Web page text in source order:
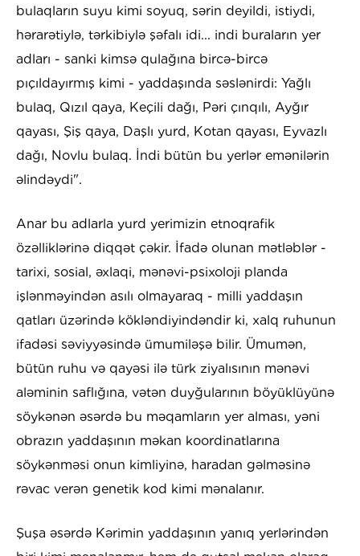
bulaqların suyu kimi soyuq, sərin deyildi, istiydi,
hərarətiylə, tərkibiylə şəfalı idi... indi buraların yer
adları - sanki kimsə qulağına bircə-bircə
pıçıldayırmış kimi - yaddaşında səslənirdi: Yağlı
bulaq, Qızıl qaya, Keçili dağı, Pəri çınqılı, Ayğır
qayası, Şiş qaya, Daşlı yurd, Kotan qayası, Eyvazlı
dağı, Novlu bulaq. İndi bütün bu yerlər emənilərin
əlindəydi".
Anar bu adlarla yurd yerimizin etnoqrafik
özəlliklərinə diqqət çəkir. İfadə olunan mətləblər -
tarixi, sosial, əxlaqi, mənəvi-psixoloji planda
işlənməyindən asılı olmayaraq - milli yaddaşın
qatları üzərində kökləndiyindəndir ki, xalq ruhunun
ifadəsi səviyyəsində ümumiləşə bilir. Ümumən,
bütün ruhu və qayəsi ilə türk ziyalısının mənəvi
aləminin saflığına, vətən duyğularının böyüklüyünə
söykənən əsərdə bu məqamların yer alması, yəni
obrazın yaddaşının məkan koordinatlarına
söykənməsi onun kimliyinə, haradan gəlməsinə
rəvac verən genetik kod kimi mənalanır.
Şuşa əsərdə Kərimin yaddaşının yanıq yerlərindən